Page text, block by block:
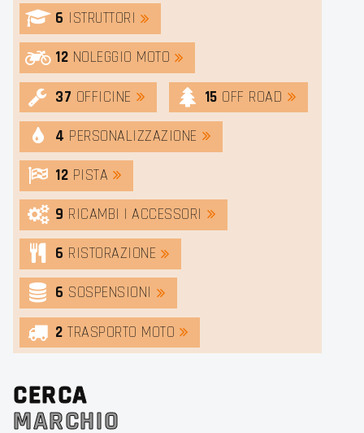
6 ISTRUTTORI
12 NOLEGGIO MOTO
37 OFFICINE 15 OFF ROAD
4 PERSONALIZZAZIONE
12 PISTA
9 RICAMBI | ACCESSORI
6 RISTORAZIONE
6 SOSPENSIONI
2 TRASPORTO MOTO
CERCA
MARCHIO